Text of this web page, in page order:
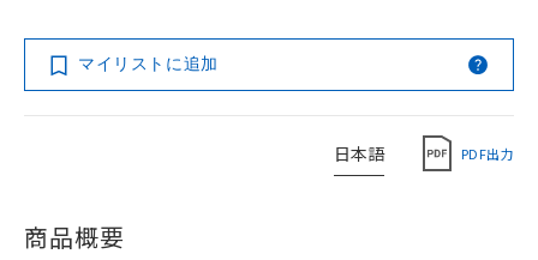
マイリストに追加
日本語 PDF出力
商品概要